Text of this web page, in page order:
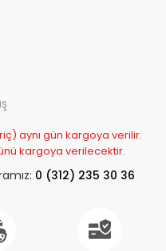
aynı gün kargoya verilir.
kargoya verilecektir.
0 (312) 235 30 36